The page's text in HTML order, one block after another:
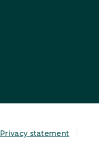
Privacy statement